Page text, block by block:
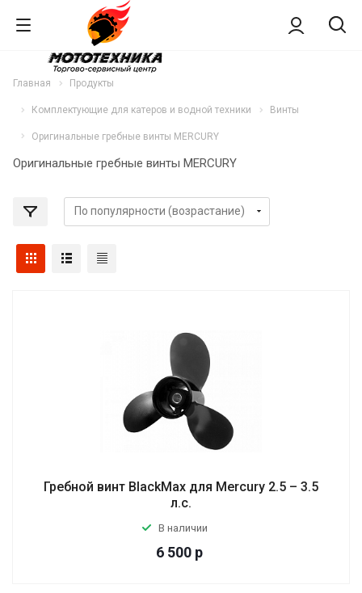
Главная Продукты
Комплектующие для катеров и водной техники Винты
Оригинальные гребные винты MERCURY
Оригинальные гребные винты MERCURY
Гребной винт BlackMax для Mercury 2.5 – 3.5
л.с.
В наличии
6 500 р